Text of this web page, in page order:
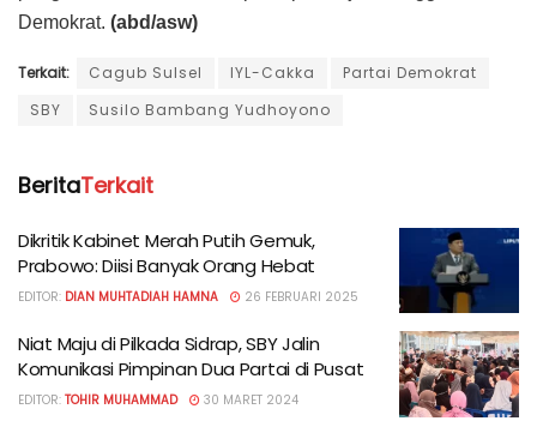
Demokrat. (abd/asw)
Terkait: Cagub Sulsel IYL-Cakka
Partai Demokrat
SBY
Susilo Bambang Yudhoyono
BeritaTerkait
Dikritik Kabinet Merah Putih Gemuk,
Prabowo: Diisi Banyak Orang Hebat
EDITOR: DIAN MUHTADIAH HAMNA 26 FEBRUARI 2025
Niat Maju di Pilkada Sidrap, SBY Jalin
Komunikasi Pimpinan Dua Partai di Pusat
EDITOR: TOHIR MUHAMMAD 30 MARET 2024